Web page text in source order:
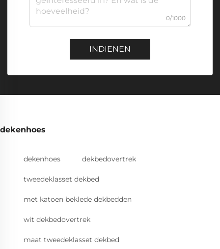
0/1000
INDIENEN
dekenhoes
dekenhoes dekbedovertrek
tweedeklasset dekbed
met katoen beklede dekbedden
wit dekbedovertrek
maat tweedeklasset dekbed